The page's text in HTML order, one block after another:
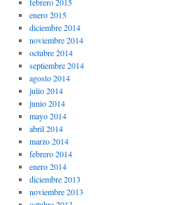
enero 2015
diciembre 2014
noviembre 2014
octubre 2014
septiembre 2014
agosto 2014
julio 2014
junio 2014
mayo 2014
abril 2014
marzo 2014
febrero 2014
enero 2014
diciembre 2013
noviembre 2013